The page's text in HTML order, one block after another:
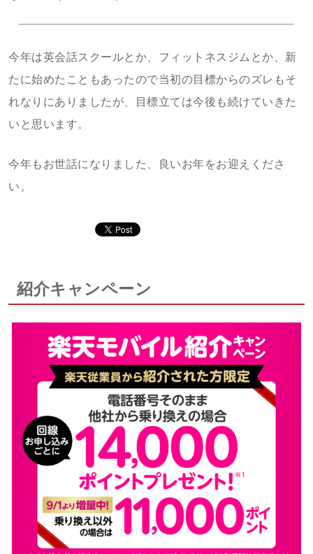
今年は英会話スクールとか、フィットネスジムとか、新
たに始めたこともあったので当初の目標からのズレもそ
れなりにありましたが、目標立ては今後も続けていきた
いと思います。
今年もお世話になりました、良いお年をお迎えくださ
い。
紹介キャンペーン